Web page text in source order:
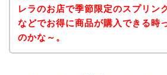
レラのお店で季節限定のスプリン
などでお得に商品が購入できる時
のかな～。